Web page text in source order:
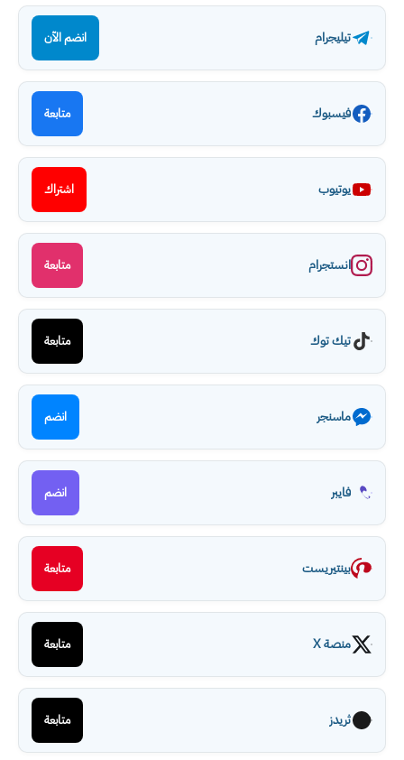
تيليجرام انضم الآن
فيسبوك متابعة
يوتيوب اشتراك
انستجرام متابعة
تيك توك متابعة
ماسنجر انضم
فايبر انضم
بينتيريست متابعة
منصة X متابعة
ثريدز متابعة